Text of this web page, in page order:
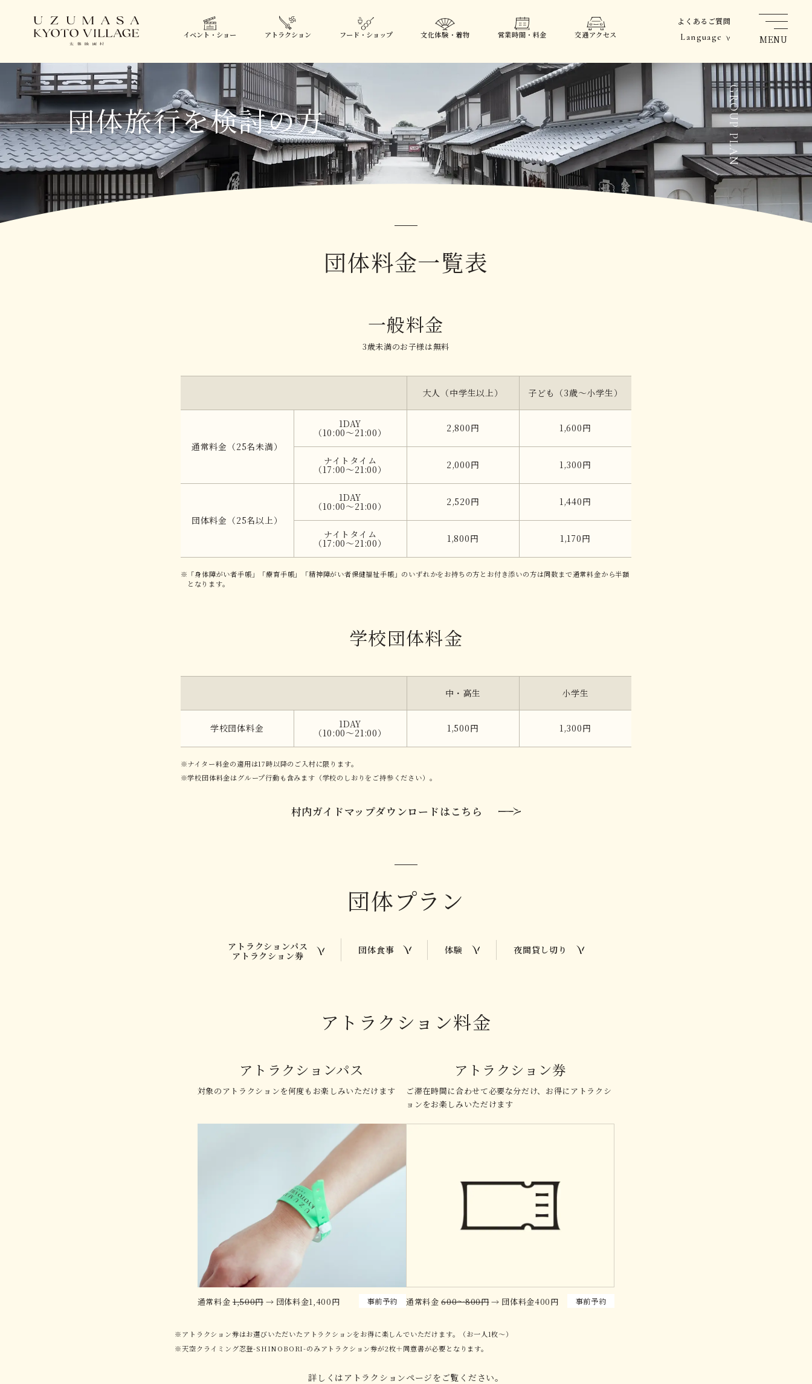
よくあるご質問
Language
イベント・ショー アトラクション フード・ショップ 文化体験・着物 営業時間・料金 交通アクセス MENU
団体旅行を検討の方 GROUP PLAN
団体料金一覧表
一般料金
3歳未満のお子様は無料
大人（中学生以上） 子ども（3歳〜小学生）
通常料金 （25名未満）
1DAY
（10:00～21:00） 2,800円 1,600円
ナイトタイム
（17:00～21:00） 2,000円 1,300円
団体料金 （25名以上）
1DAY
（10:00～21:00） 2,520円 1,440円
ナイトタイム
（17:00～21:00） 1,800円 1,170円
「身体障がい者手帳」「療育手帳」「精神障がい者保健福祉手帳」のいずれかをお持ちの方とお付き添いの方は同数まで通常料金から半額
となります。
学校団体料金
中・高生 小学生
学校団体料金 1DAY
（10:00～21:00） 1,500円 1,300円
ナイター料金の適用は17時以降のご入村に限ります。
学校団体料金はグループ行動も含みます（学校のしおりをご持参ください）。
村内ガイドマップダウンロードはこちら
団体プラン
アトラクションパス
アトラクション券
団体食事 体験 夜間貸し切り
アトラクション料金
アトラクションパス
対象のアトラクションを何度もお楽しみいただけます
通常料金 1,500円→ 団体料金1,400円 事前予約
アトラクション券
ご滞在時間に合わせて必要な分だけ、お得にアトラクシ
ョンをお楽しみいただけます
通常料金600〜800円→ 団体料金400円 事前予約
アトラクション券はお選びいただいたアトラクションをお得に楽しんでいただけます。（お一人1枚～）
天空クライミング忍登-SHINOBORI-のみアトラクション券が2枚＋同意書が必要となります。
詳しくはアトラクションページをご覧ください。